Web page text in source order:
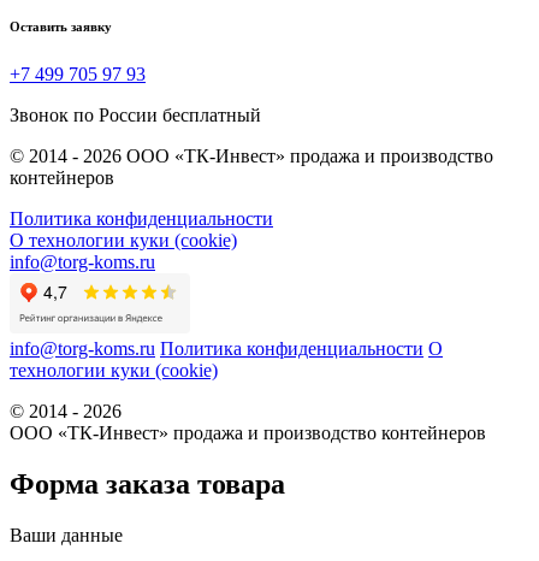
Оставить заявку
+7 499 705 97 93
Звонок по России бесплатный
© 2014 - 2026 ООО «ТК-Инвест» продажа и производство
контейнеров
Политика конфиденциальности
О технологии куки (cookie)
info@torg-koms.ru
info@torg-koms.ru Политика конфиденциальности О
технологии куки (cookie)
© 2014 - 2026
ООО «ТК-Инвест» продажа и производство контейнеров
Форма заказа товара
Ваши данные